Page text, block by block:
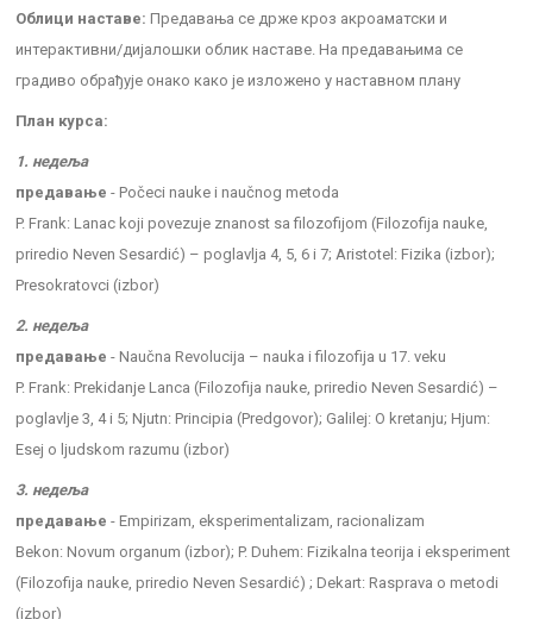
Облици наставе: Предавања се држе кроз акроаматски и
интерактивни/дијалошки облик наставе. На предавањима се
градиво обрађује онако како је изложено у наставном плану
План курса:
1. недеља
предавање - Počeci nauke i naučnog metoda
P. Frank: Lanac koji povezuje znanost sa filozofijom (Filozofija nauke,
priredio Neven Sesardić) – poglavlja 4, 5, 6 i 7; Aristotel: Fizika (izbor);
Presokratovci (izbor)
2. недеља
предавање - Naučna Revolucija – nauka i filozofija u 17. veku
P. Frank: Prekidanje Lanca (Filozofija nauke, priredio Neven Sesardić) –
poglavlje 3, 4 i 5; Njutn: Principia (Predgovor); Galilej: O kretanju; Hjum:
Esej o ljudskom razumu (izbor)
3. недеља
предавање - Empirizam, eksperimentalizam, racionalizam
Bekon: Novum organum (izbor); P. Duhem: Fizikalna teorija i eksperiment
(Filozofija nauke, priredio Neven Sesardić) ; Dekart: Rasprava o metodi
(izbor)